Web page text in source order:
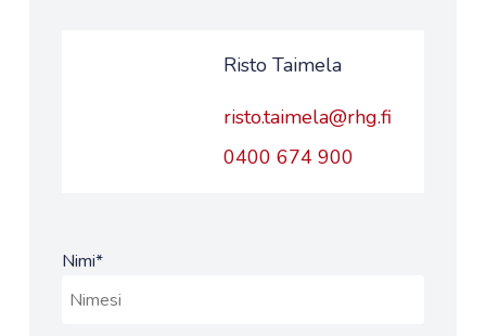
Risto Taimela
risto.taimela@rhg.fi
0400 674 900
Nimi*